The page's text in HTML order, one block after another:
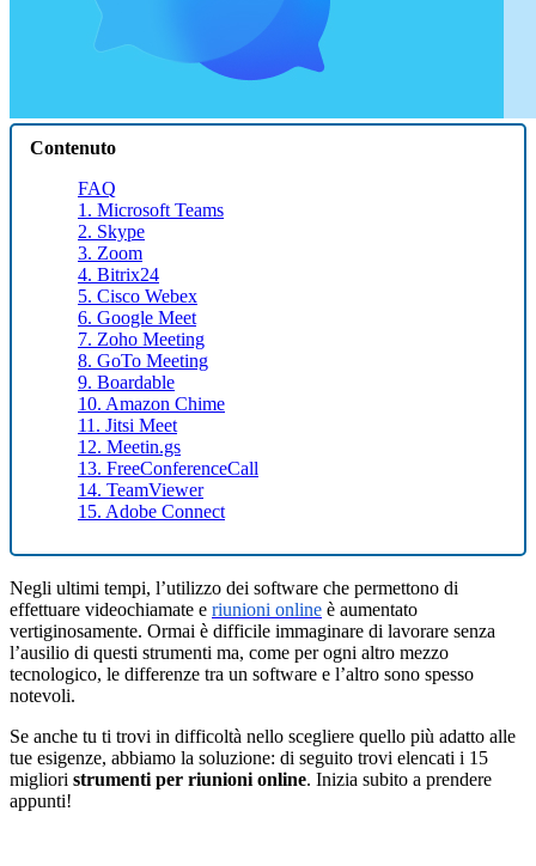
Contenuto
FAQ
1. Microsoft Teams
2. Skype
3. Zoom
4. Bitrix24
5. Cisco Webex
6. Google Meet
7. Zoho Meeting
8. GoTo Meeting
9. Boardable
10. Amazon Chime
11. Jitsi Meet
12. Meetin.gs
13. FreeConferenceCall
14. TeamViewer
15. Adobe Connect
Negli ultimi tempi, l’utilizzo dei software che permettono di
effettuare videochiamate e riunioni online è aumentato
vertiginosamente. Ormai è difficile immaginare di lavorare senza
l’ausilio di questi strumenti ma, come per ogni altro mezzo
tecnologico, le differenze tra un software e l’altro sono spesso
notevoli.
Se anche tu ti trovi in difficoltà nello scegliere quello più adatto alle
tue esigenze, abbiamo la soluzione: di seguito trovi elencati i 15
migliori strumenti per riunioni online. Inizia subito a prendere
appunti!